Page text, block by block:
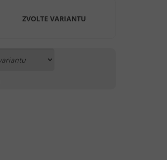
ZVOLTE VARIANTU